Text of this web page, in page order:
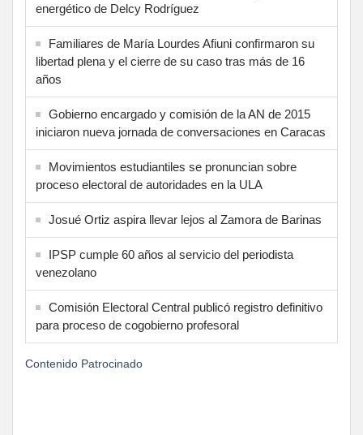
energético de Delcy Rodríguez
Familiares de María Lourdes Afiuni confirmaron su
libertad plena y el cierre de su caso tras más de 16
años
Gobierno encargado y comisión de la AN de 2015
iniciaron nueva jornada de conversaciones en Caracas
Movimientos estudiantiles se pronuncian sobre
proceso electoral de autoridades en la ULA
Josué Ortiz aspira llevar lejos al Zamora de Barinas
IPSP cumple 60 años al servicio del periodista
venezolano
Comisión Electoral Central publicó registro definitivo
para proceso de cogobierno profesoral
Contenido Patrocinado